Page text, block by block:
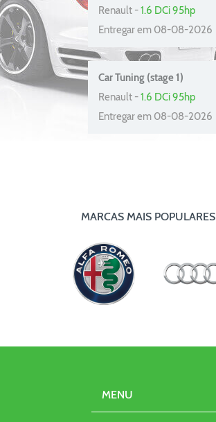
Renault -1.6 DCi 95hp
Entregar em 08-08-2026
Car Tuning (stage 1)
Renault -1.6 DCi 95hp
Entregar em 08-08-2026
MARCAS MAIS POPULARES
MENU